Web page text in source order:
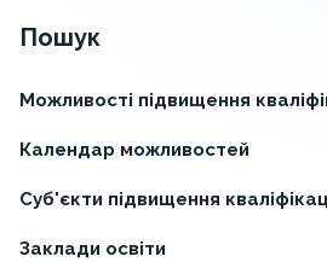
Пошук
Можливості підвищення
Календар можливостей
Суб'єкти підвищення
Заклади освіти